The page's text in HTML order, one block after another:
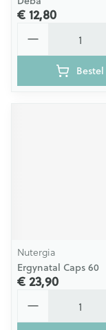
€ 12,80
Bestel
Nutergia
Ergynatal Caps 60
€ 23,90